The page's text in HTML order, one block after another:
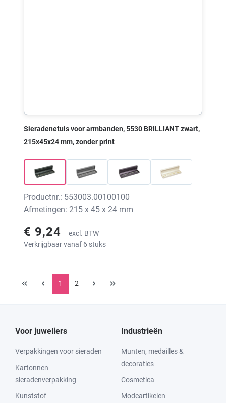
Sieradenetuis voor armbanden, 5530 BRILLIANT zwart,
215x45x24 mm, zonder print
Productnr.: 553003.00100100
Afmetingen: 215 x 45 x 24 mm
€ 9,24
excl. BTW
Verkrijgbaar vanaf 6 stuks
1 2
Voor juweliers
Verpakkingen voor sieraden
Kartonnen
sieradenverpakking
Kunststof
Industrieën
Munten, medailles &
decoraties
Cosmetica
Modeartikelen